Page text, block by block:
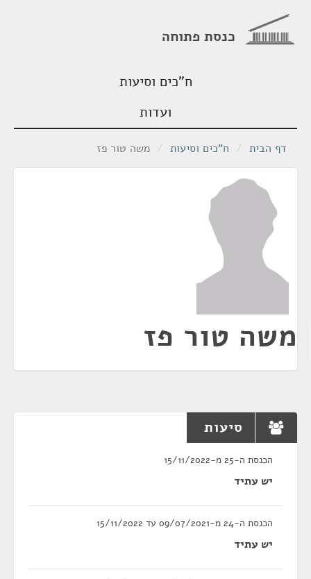
כנסת פתוחה
ח"כים וסיעות
ועדות
דף הבית / ח"כים וסיעות / משה טור פז
משה טור פז
סיעות
הכנסת ה-25 מ-15/11/2022
יש עתיד
הכנסת ה-24 מ-09/07/2021 עד 15/11/2022
יש עתיד